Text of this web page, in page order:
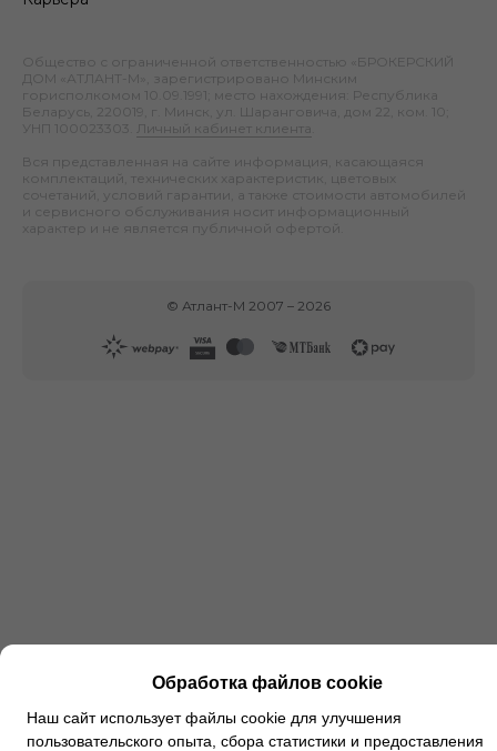
Общество с ограниченной ответственностью «БРОКЕРСКИЙ
ДОМ «АТЛАНТ-М», зарегистрировано Минским
горисполкомом 10.09.1991; место нахождения: Республика
Беларусь, 220019, г. Минск, ул. Шаранговича, дом 22, ком. 10;
УНП 100023303.
Личный кабинет клиента
Вся представленная на сайте информация, касающаяся
комплектаций, технических характеристик, цветовых
сочетаний, условий гарантии, а также стоимости автомобилей
и сервисного обслуживания носит информационный
характер и не является публичной офертой.
© Атлант-М 2007 – 2026
Обработка файлов cookie
Наш сайт использует файлы cookie для улучшения
пользовательского опыта, сбора статистики и предоставления